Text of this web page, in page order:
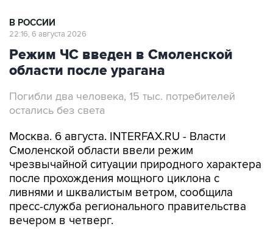
В РОССИИ
22:16, 6 августа 2026
Режим ЧС введен в Смоленской
области после урагана
Погибли два человека, 15 тыс. потребителей
остались без света
Москва. 6 августа. INTERFAX.RU - Власти
Смоленской области ввели режим
чрезвычайной ситуации природного характера
после прохождения мощного циклона с
ливнями и шквалистым ветром, сообщила
пресс-служба регионального правительства
вечером в четверг.